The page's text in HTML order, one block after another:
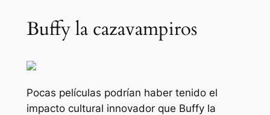
Buffy la cazavampiros
Pocas películas podrían haber tenido el
impacto cultural innovador que Buffy la